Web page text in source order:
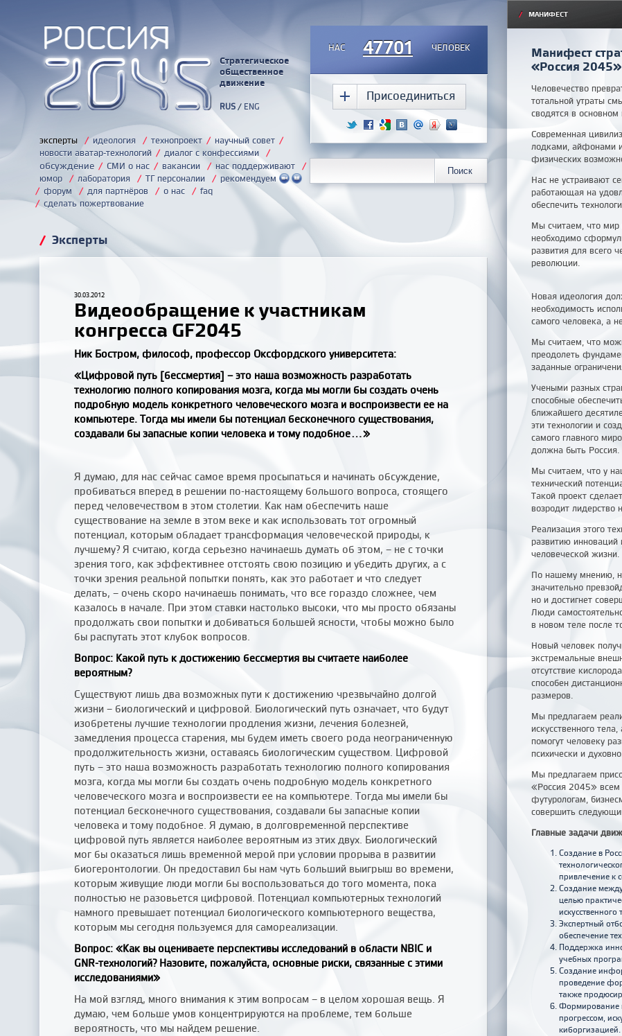
Стратегическое
общественное
движение
RUS/ ENG
НАС 47701 ЧЕЛОВЕК
Присоединиться
эксперты / идеология / технопроект / научный совет /
новости аватар-технологий / диалог с конфессиями /
обсуждение / СМИ о нас / вакансии / нас поддерживают /
юмор / лаборатория / ТГ персоналии / рекомендуем
/ форум / для партнёров / о нас / faq
/ сделать пожертвование
/ Эксперты
30.03.2012
Видеообращение к участникам
конгресса GF2045
Ник Бостром, философ, профессор Оксфордского университета:
«Цифровой путь [бессмертия] – это наша возможность разработать
технологию полного копирования мозга, когда мы могли бы создать очень
подробную модель конкретного человеческого мозга и воспроизвести ее на
компьютере. Тогда мы имели бы потенциал бесконечного существования,
создавали бы запасные копии человека и тому подобное...»
Я думаю, для нас сейчас самое время просыпаться и начинать обсуждение,
пробиваться вперед в решении по-настоящему большого вопроса, стоящего
перед человечеством в этом столетии. Как нам обеспечить наше
существование на земле в этом веке и как использовать тот огромный
потенциал, которым обладает трансформация человеческой природы, к
лучшему? Я считаю, когда серьезно начинаешь думать об этом, – не с точки
зрения того, как эффективнее отстоять свою позицию и убедить других, а с
точки зрения реальной попытки понять, как это работает и что следует
делать, – очень скоро начинаешь понимать, что все гораздо сложнее, чем
казалось в начале. При этом ставки настолько высоки, что мы просто обязаны
продолжать свои попытки и добиваться большей ясности, чтобы можно было
бы распутать этот клубок вопросов.
Вопрос: Какой путь к достижению бессмертия вы считаете наиболее
вероятным?
Существуют лишь два возможных пути к достижению чрезвычайно долгой
жизни – биологический и цифровой. Биологический путь означает, что будут
изобретены лучшие технологии продления жизни, лечения болезней,
замедления процесса старения, мы будем иметь своего рода неограниченную
продолжительность жизни, оставаясь биологическим существом. Цифровой
путь – это наша возможность разработать технологию полного копирования
мозга, когда мы могли бы создать очень подробную модель конкретного
человеческого мозга и воспроизвести ее на компьютере. Тогда мы имели бы
потенциал бесконечного существования, создавали бы запасные копии
человека и тому подобное. Я думаю, в долговременной перспективе
цифровой путь является наиболее вероятным из этих двух. Биологический
мог бы оказаться лишь временной мерой при условии прорыва в развитии
биогеронтологии. Он предоставил бы нам чуть больший выигрыш во времени,
которым живущие люди могли бы воспользоваться до того момента, пока
полностью не разовьется цифровой. Потенциал компьютерных технологий
намного превышает потенциал биологического компьютерного вещества,
которым мы сегодня пользуемся для самореализации.
Вопрос: «Как вы оцениваете перспективы исследований в области NBIC и
GNR-технологий? Назовите, пожалуйста, основные риски, связанные с этими
исследованиями»
На мой взгляд, много внимания к этим вопросам – в целом хорошая вещь. Я
думаю, чем больше умов концентрируются на проблеме, тем больше
вероятность, что мы найдем решение.
/ МАНИФЕСТ
Манифест
«Россия 2045»
Человечество
тотальной утраты
сводятся в
Современная
лодками, айфонами и
физических
Нас не устраивают
работающая на
обеспечить
Мы считаем, что мир
необходимо
развития для всего
революции.
Новая идеология
необходимость
самого человека, а
Мы считаем, что
преодолеть
заданные
Учеными разных
способные
ближайшего
эти технологии и
самого главного
должна быть Россия.
Мы считаем, что у
технический
Такой проект
возродит лидерство
Реализация этого
развитию
человеческой жизни.
По нашему мнению,
значительно
но и достигнет
Люди
в новом теле после
Новый человек
экстремальные
отсутствие
способен
размеров.
Мы предлагаем
искусственного
помогут человеку
психически и
Мы предлагаем
«Россия 2045»
футурологам,
совершить
Главные задачи
Создание в
привлечение к
Создание
целью
Экспертный
обеспечение
Поддержка
учебных
Создание
проведение
также
Формирование
прогрессом,
киборгизацией.